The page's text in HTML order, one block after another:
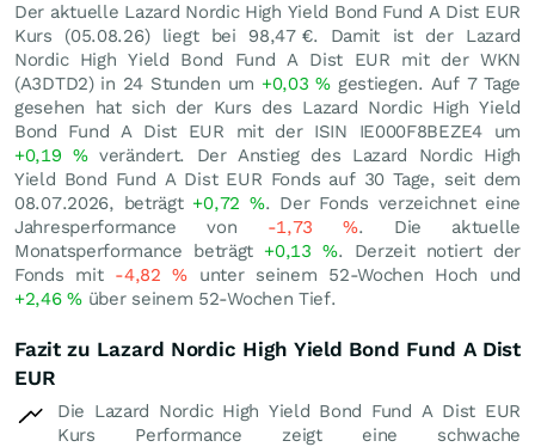
Der aktuelle Lazard Nordic High Yield Bond Fund A Dist EUR
Kurs (05.08.26) liegt bei 98,47 €. Damit ist der Lazard
Nordic High Yield Bond Fund A Dist EUR mit der WKN
(A3DTD2) in 24 Stunden um +0,03% gestiegen. Auf 7 Tage
gesehen hat sich der Kurs des Lazard Nordic High Yield
Bond Fund A Dist EUR mit der ISIN IE000F8BEZE4 um
+0,19 %verändert. Der Anstieg des Lazard Nordic High
Yield Bond Fund A Dist EUR Fonds auf 30 Tage, seit dem
08.07.2026, beträgt +0,72 %. Der Fonds verzeichnet eine
Jahresperformance von -1,73%. Die aktuelle
Monatsperformance beträgt +0,13 %. Derzeit notiert der
Fonds mit -4,82% unter seinem 52-Wochen Hoch und
+2,46%über seinem 52-Wochen Tief.
Fazit zu Lazard Nordic High Yield Bond Fund A Dist
EUR
Die Lazard Nordic High Yield Bond Fund A Dist EUR
Kurs Performance zeigt eine schwache